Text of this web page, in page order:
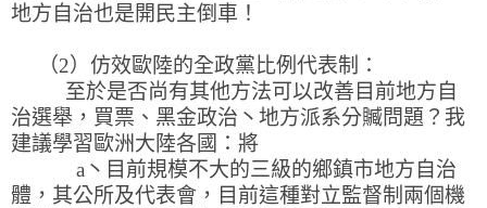
地方自治也是開民主倒車！
（2）仿效歐陸的全政黨比例代表制：
至於是否尚有其他方法可以改善目前地方自
治選舉，買票、黑金政治丶地方派系分贓問題？我
建議學習歐洲大陸各國：將
a丶目前規模不大的三級的鄉鎮市地方自治
體，其公所及代表會，目前這種對立監督制兩個機